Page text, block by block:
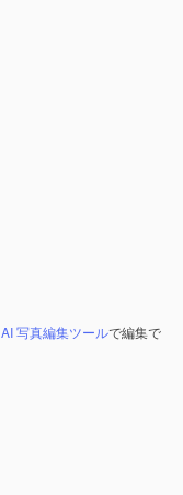
AI 写真編集ツールで編集で